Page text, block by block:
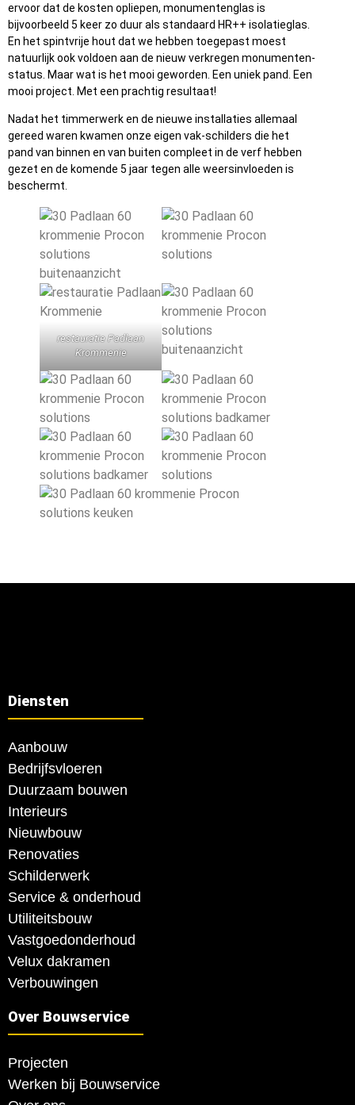
ervoor dat de kosten opliepen, monumentenglas is
bijvoorbeeld 5 keer zo duur als standaard HR++ isolatieglas.
En het spintvrije hout dat we hebben toegepast moest
natuurlijk ook voldoen aan de nieuw verkregen monumenten-
status. Maar wat is het mooi geworden. Een uniek pand. Een
mooi project. Met een prachtig resultaat!
Nadat het timmerwerk en de nieuwe installaties allemaal
gereed waren kwamen onze eigen vak-schilders die het
pand van binnen en van buiten compleet in de verf hebben
gezet en de komende 5 jaar tegen alle weersinvloeden is
beschermt.
restauratie Padlaan
Krommenie
Diensten
Aanbouw
Bedrijfsvloeren
Duurzaam bouwen
Interieurs
Nieuwbouw
Renovaties
Schilderwerk
Service & onderhoud
Utiliteitsbouw
Vastgoedonderhoud
Velux dakramen
Verbouwingen
Over Bouwservice
Projecten
Werken bij Bouwservice